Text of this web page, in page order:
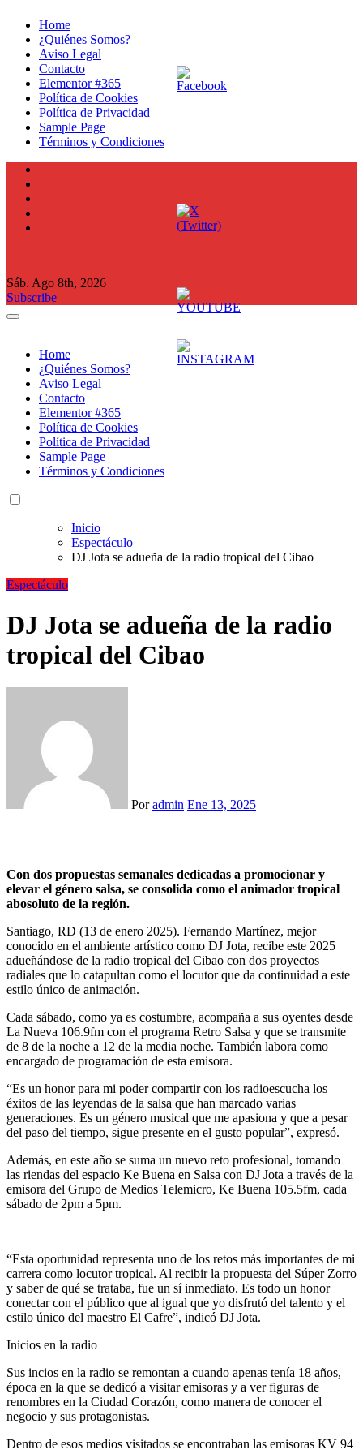
contenido
Home
¿Quiénes Somos?
Aviso Legal
Contacto
Elementor #365
Política de Cookies
Política de Privacidad
Sample Page
Términos y Condiciones
Sáb. Ago 8th, 2026
Subscribe
Home
¿Quiénes Somos?
Aviso Legal
Contacto
Elementor #365
Política de Cookies
Política de Privacidad
Sample Page
Términos y Condiciones
Inicio
Espectáculo
DJ Jota se adueña de la radio tropical del Cibao
Espectáculo
DJ Jota se adueña de la radio
tropical del Cibao
Poradmin Ene 13, 2025
Con dos propuestas semanales dedicadas a promocionar y
elevar el género salsa, se consolida como el animador tropical
abosoluto de la región.
Santiago, RD (13 de enero 2025). Fernando Martínez, mejor
conocido en el ambiente artístico como DJ Jota, recibe este 2025
adueñándose de la radio tropical del Cibao con dos proyectos
radiales que lo catapultan como el locutor que da continuidad a este
estilo único de animación.
Cada sábado, como ya es costumbre, acompaña a sus oyentes desde
La Nueva 106.9fm con el programa Retro Salsa y que se transmite
de 8 de la noche a 12 de la media noche. También labora como
encargado de programación de esta emisora.
“Es un honor para mi poder compartir con los radioescucha los
éxitos de las leyendas de la salsa que han marcado varias
generaciones. Es un género musical que me apasiona y que a pesar
del paso del tiempo, sigue presente en el gusto popular”, expresó.
Además, en este año se suma un nuevo reto profesional, tomando
las riendas del espacio Ke Buena en Salsa con DJ Jota a través de la
emisora del Grupo de Medios Telemicro, Ke Buena 105.5fm, cada
sábado de 2pm a 5pm.
“Esta oportunidad representa uno de los retos más importantes de mi
carrera como locutor tropical. Al recibir la propuesta del Súper Zorro
y saber de qué se trataba, fue un sí inmediato. Es todo un honor
conectar con el público que al igual que yo disfrutó del talento y el
estilo único del maestro El Cafre”, indicó DJ Jota.
Inicios en la radio
Sus incios en la radio se remontan a cuando apenas tenía 18 años,
época en la que se dedicó a visitar emisoras y a ver figuras de
renombres en la Ciudad Corazón, como manera de conocer el
negocio y sus protagonistas.
Dentro de esos medios visitados se encontraban las emisoras KV 94